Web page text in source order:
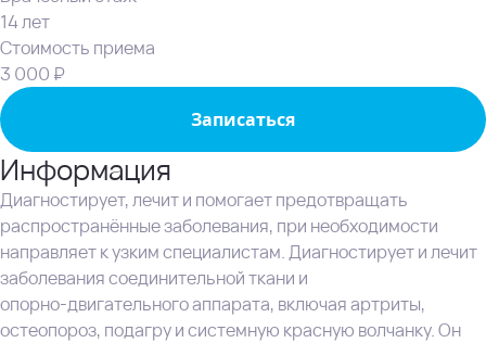
14 лет
Стоимость приема
3 000 ₽
Записаться
Информация
Диагностирует, лечит и помогает предотвращать
распространённые заболевания, при необходимости
направляет к узким специалистам. Диагностирует и лечит
заболевания соединительной ткани и
опорно‑двигательного аппарата, включая артриты,
остеопороз, подагру и системную красную волчанку. Он